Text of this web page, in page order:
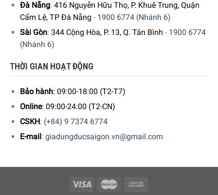
Đà Nẵng: 416 Nguyễn Hữu Thọ, P. Khuê Trung, Quận
Cẩm Lệ, TP Đà Nẵng - 1900 6774 (Nhánh 6)
Sài Gòn: 344 Cộng Hòa, P. 13, Q. Tân Bình - 1900 6774
(Nhánh 6)
THỜI GIAN HOẠT ĐỘNG
Bảo hành: 09:00-18:00 (T2-T7)
Online: 09:00-24:00 (T2-CN)
CSKH: (+84) 9 7374 6774
E-mail: giadungducsaigon.vn@gmail.com